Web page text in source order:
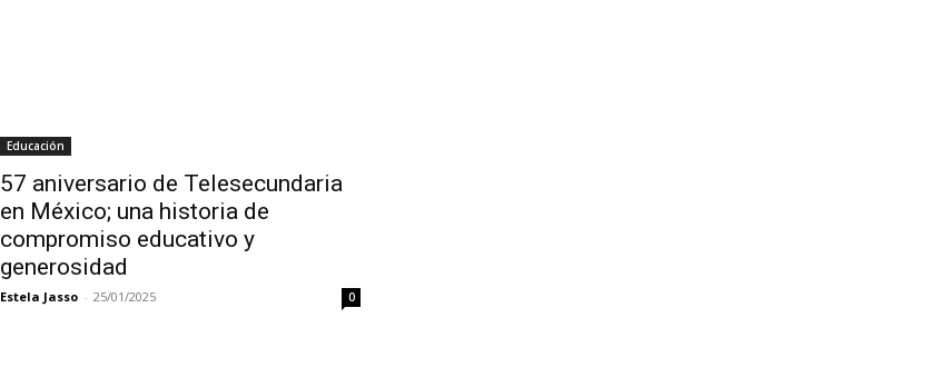
Educación
57 aniversario de Telesecundaria
en México; una historia de
compromiso educativo y
generosidad
Estela Jasso - 25/01/2025 0